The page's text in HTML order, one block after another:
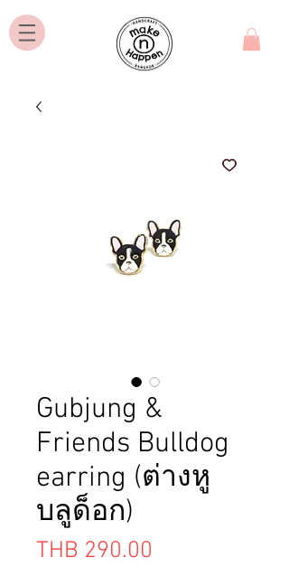
Gubjung &
Friends Bulldog
earring (ต่างหู
บลูด็อก)
THB 290.00